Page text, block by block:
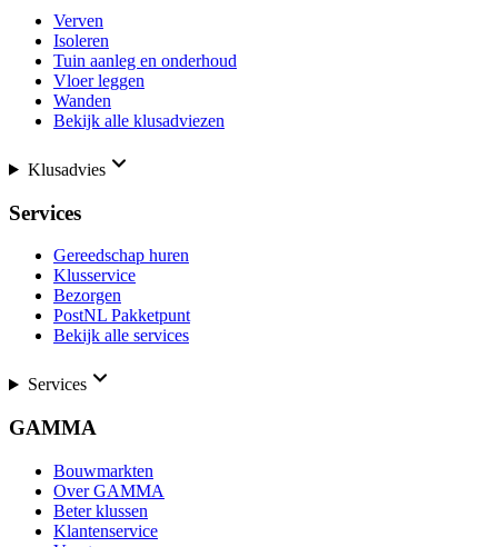
Verven
Isoleren
Tuin aanleg en onderhoud
Vloer leggen
Wanden
Bekijk alle klusadviezen
Klusadvies
Services
Gereedschap huren
Klusservice
Bezorgen
PostNL Pakketpunt
Bekijk alle services
Services
GAMMA
Bouwmarkten
Over GAMMA
Beter klussen
Klantenservice